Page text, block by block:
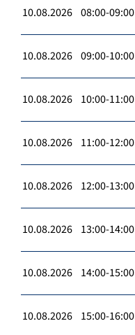
10.08.2026 08:00-09:00
10.08.2026 09:00-10:00
10.08.2026 10:00-11:00
10.08.2026 11:00-12:00
10.08.2026 12:00-13:00
10.08.2026 13:00-14:00
10.08.2026 14:00-15:00
10.08.2026 15:00-16:00